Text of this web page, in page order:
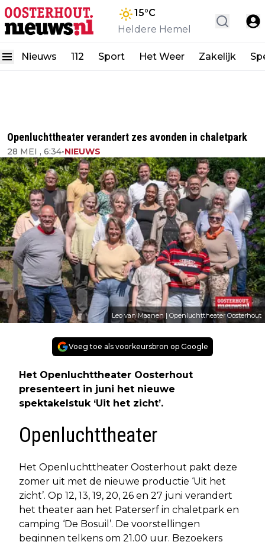
15°C
Heldere Hemel
Nieuws 112 Sport Het Weer Zakelijk
Openluchttheater verandert zes avonden in chaletpark
28 MEI , 6:34•NIEUWS
Leo van Maanen | Openluchttheater Oosterhout
Voeg toe als voorkeursbron op Google
Het Openluchttheater Oosterhout
presenteert in juni het nieuwe
spektakelstuk ‘Uit het zicht’.
Openluchttheater
Het Openluchttheater Oosterhout pakt deze
zomer uit met de nieuwe productie ‘Uit het
zicht’. Op 12, 13, 19, 20, 26 en 27 juni verandert
het theater aan het Paterserf in chaletpark en
camping ‘De Bosuil’. De voorstellingen
beginnen telkens om 21.00 uur. Bezoekers